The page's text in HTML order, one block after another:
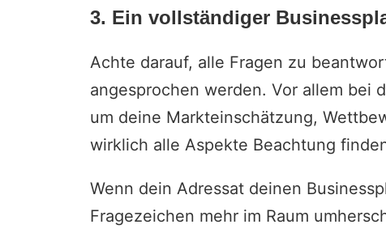
3. Ein vollständiger
Achte darauf, alle Fragen zu
angesprochen werden. Vor allem bei
um deine Markteinschätzung,
wirklich alle Aspekte Beachtung
Wenn dein Adressat deinen
Fragezeichen mehr im Raum